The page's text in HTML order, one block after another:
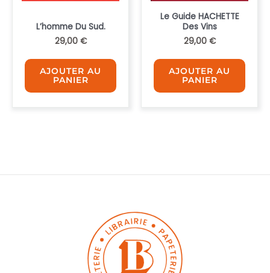
L’homme Du Sud.
29,00 €
AJOUTER AU
PANIER
Le Guide HACHETTE
Des Vins
29,00 €
AJOUTER AU
PANIER